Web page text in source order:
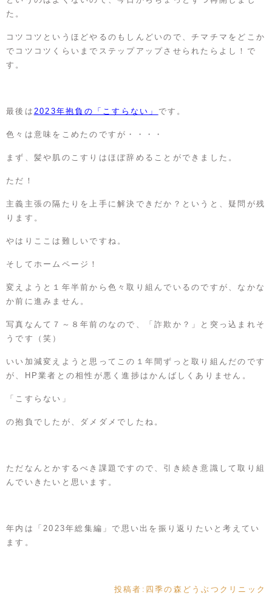
た。
コツコツというほどやるのもしんどいので、チマチマをどこか
でコツコツくらいまでステップアップさせられたらよし！で
す。
最後は 2023年抱負の「こすらない」 です。
色々は意味をこめたのですが・・・・
まず、髪や肌のこすりはほぼ辞めることができました。
ただ！
主義主張の隔たりを上手に解決できだか？というと、疑問が残
ります。
やはりここは難しいですね。
そしてホームページ！
変えようと１年半前から色々取り組んでいるのですが、なかな
か前に進みません。
写真なんて７～８年前のなので、「詐欺か？」と突っ込まれそ
うです（笑）
いい加減変えようと思ってこの１年間ずっと取り組んだのです
が、HP業者との相性が悪く進捗はかんばしくありません。
「こすらない」
の抱負でしたが、ダメダメでしたね。
ただなんとかするべき課題ですので、引き続き意識して取り組
んでいきたいと思います。
年内は「2023年総集編」で思い出を振り返りたいと考えてい
ます。
投稿者: 四季の森どうぶつクリニック